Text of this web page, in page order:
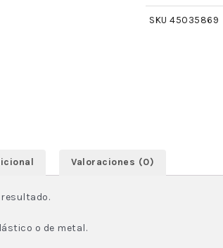
SKU 45035869
Valoraciones (0)
o de metal.